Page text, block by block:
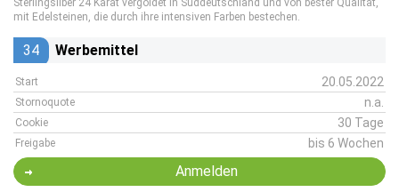
Sterlingsilber 24 Karat vergoldet in Süddeutschland und von bester Qualität,
mit Edelsteinen, die durch ihre intensiven Farben bestechen.
34 Werbemittel
Start 20.05.2022
Stornoquote n.a.
Cookie 30 Tage
Freigabe bis 6 Wochen
Anmelden